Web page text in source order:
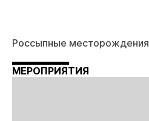
Россыпные месторождения
МЕРОПРИЯТИЯ